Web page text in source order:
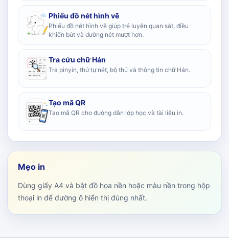
Phiếu đồ nét hình vẽ
Phiếu đồ nét hình vẽ giúp trẻ luyện quan sát, điều
khiển bút và đường nét mượt hơn.
Tra cứu chữ Hán
Tra pinyin, thứ tự nét, bộ thủ và thông tin chữ Hán.
Tạo mã QR
Tạo mã QR cho đường dẫn lớp học và tài liệu in.
Mẹo in
Dùng giấy A4 và bật đồ họa nền hoặc màu nền trong hộp
thoại in để đường ô hiển thị đúng nhất.